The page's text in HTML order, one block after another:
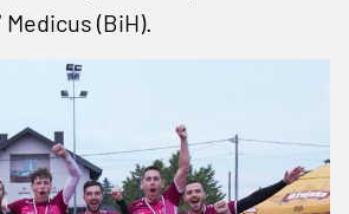
(BiH).